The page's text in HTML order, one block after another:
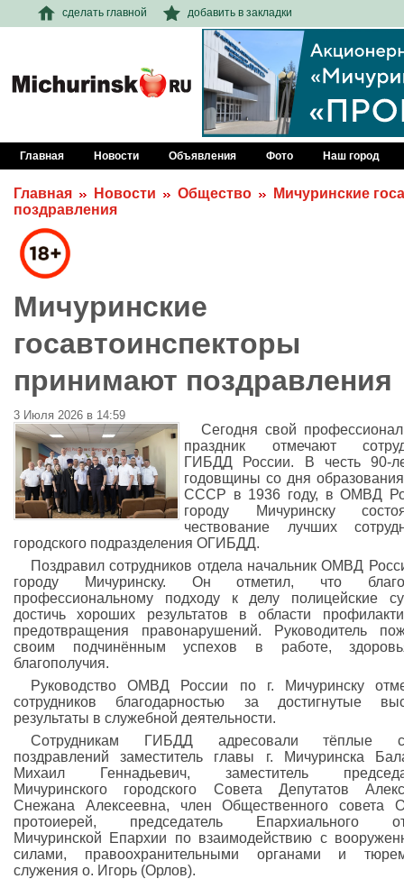
сделать главной добавить в закладки
Главная Новости Объявления Фото Наш город
Главная Новости Общество
Мичуринские
поздравления
Мичуринские
госавтоинспекторы
принимают поздравления
3 Июля 2026 в 14:59
Сегодня свой
праздник отмечают
ГИБДД России. В честь 90-
годовщины со дня
СССР в 1936 году, в ОМВД
городу Мичуринску
чествование лучших
городского подразделения ОГИБДД.
Поздравил сотрудников отдела начальник ОМВД
городу Мичуринску. Он отметил, что
профессиональному подходу к делу полицейские
достичь хороших результатов в области
предотвращения правонарушений. Руководитель
своим подчинённым успехов в работе,
благополучия.
Руководство ОМВД России по г. Мичуринску
сотрудников благодарностью за достигнутые
результаты в служебной деятельности.
Сотрудникам ГИБДД адресовали тёплые
поздравлений заместитель главы г. Мичуринска
Михаил Геннадьевич, заместитель
Мичуринского городского Совета Депутатов
Снежана Алексеевна, член Общественного совета
протоиерей, председатель Епархиального
Мичуринской Епархии по взаимодействию с
силами, правоохранительными органами и
служения о. Игорь (Орлов).